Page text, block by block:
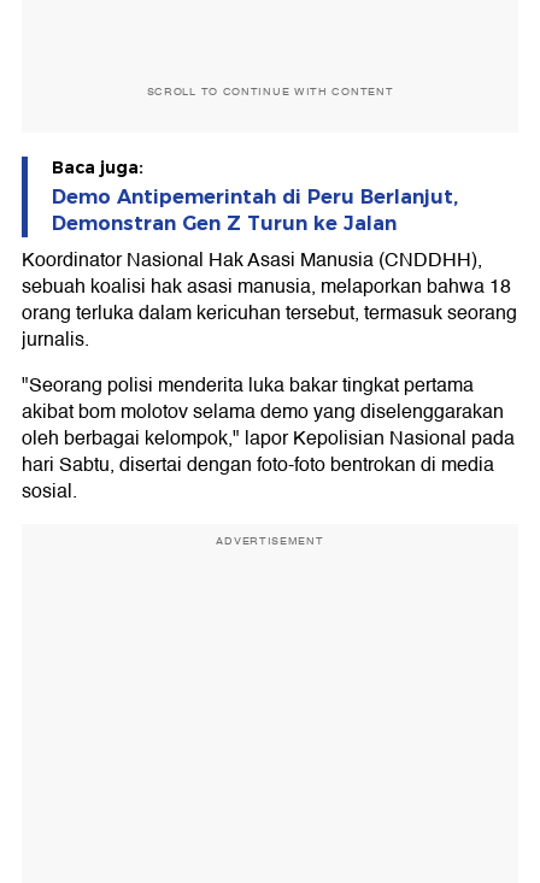
SCROLL TO CONTINUE WITH CONTENT
Baca juga:
Demo Antipemerintah di Peru Berlanjut,
Demonstran Gen Z Turun ke Jalan
Koordinator Nasional Hak Asasi Manusia (CNDDHH),
sebuah koalisi hak asasi manusia, melaporkan bahwa 18
orang terluka dalam kericuhan tersebut, termasuk seorang
jurnalis.
"Seorang polisi menderita luka bakar tingkat pertama
akibat bom molotov selama demo yang diselenggarakan
oleh berbagai kelompok," lapor Kepolisian Nasional pada
hari Sabtu, disertai dengan foto-foto bentrokan di media
sosial.
ADVERTISEMENT